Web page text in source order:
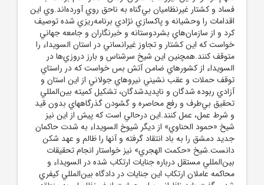
فساد و کشتار غيرنظاميان بي‌گناه به ناحق روي آورده‌اند.وي اين
اقدامات را وحشيانه و پاکسازي نژادي برنامه‌ريزي شده توصيف
کرد و از سازمان‌هاي بشردوستانه و خبرنگاران و جامعه جهاني
خواست که اين کشتار و تجاوز غيرانساني در استان السويداء را
متوقف کنند.همچنين اين شيخ سرشناس و بارز دروزي‌ها در
السويداء از کشورهاي ضامن آتش بس خواست که در راستاي
توقف حملات و عقب نشيني نيروهاي جولاني از اين استان و
آزادي ربوده شدگان و ناپديدشدگان، تشکيل کميته بين‌المللي
تحقيق بي‌طرف و رفع محاصره و گشودن گذرگاههاي بدون قيد
و شرط عمل، عمل کنند.اين درحالي است که پيش از اين نيز
شيخ «حمود الحناوي» از ديگر شيوخ السويداء به شدت حاکمان
جديد دمشق را به باد انتقاد گرفته و آنها را ظالم و عهد شکن
دانست.شيخ «حکمت الهجري» نيز خواستار انجام تحقيقات
بين‌المللي مستقل درباره جنايات ارتکاب شده در السويداء و
محاکمه عاملان ارتکاب اين جنايات در دادگاه بين‌المللي کيفري